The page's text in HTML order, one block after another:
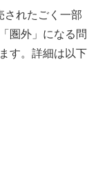
れたごく一部
圏外」になる問
す。詳細は以下